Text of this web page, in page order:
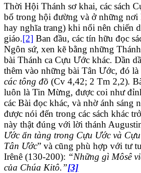
Thời Hội Thánh sơ khai, các sách
bố trong hội đường và ở những nơi
hay nghĩa trang) khi nổi nên chiến
giáo.[2] Ban đầu, các tín hữu đọc
Ngôn sứ, xen kẽ bằng những
bài Thánh ca Cựu Ước khác. Dần
thêm vào những bài Tân Ước, đó là
các tông đồ (Cv 4,42; 2 Tm 2,2).
luôn là Tin Mừng, được coi như
các Bài đọc khác, và nhờ ánh sáng
được nói đến trong các sách khác
này thật đúng với lời thánh
Ước ẩn tàng trong Cựu Ước và
Tân Ước” và cũng phù hợp với tư
Irênê (130-200): “Những gì Môsê
của Chúa Kitô.”[3]